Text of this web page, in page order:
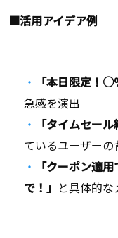
■活用アイデア例
「本日限定！
急感を演出
「タイムセー
ているユーザーの
「クーポン適
で！」 と具体的